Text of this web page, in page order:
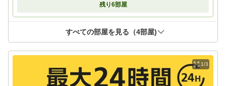
残り6部屋
すべての部屋を見る（4部屋)
1/3